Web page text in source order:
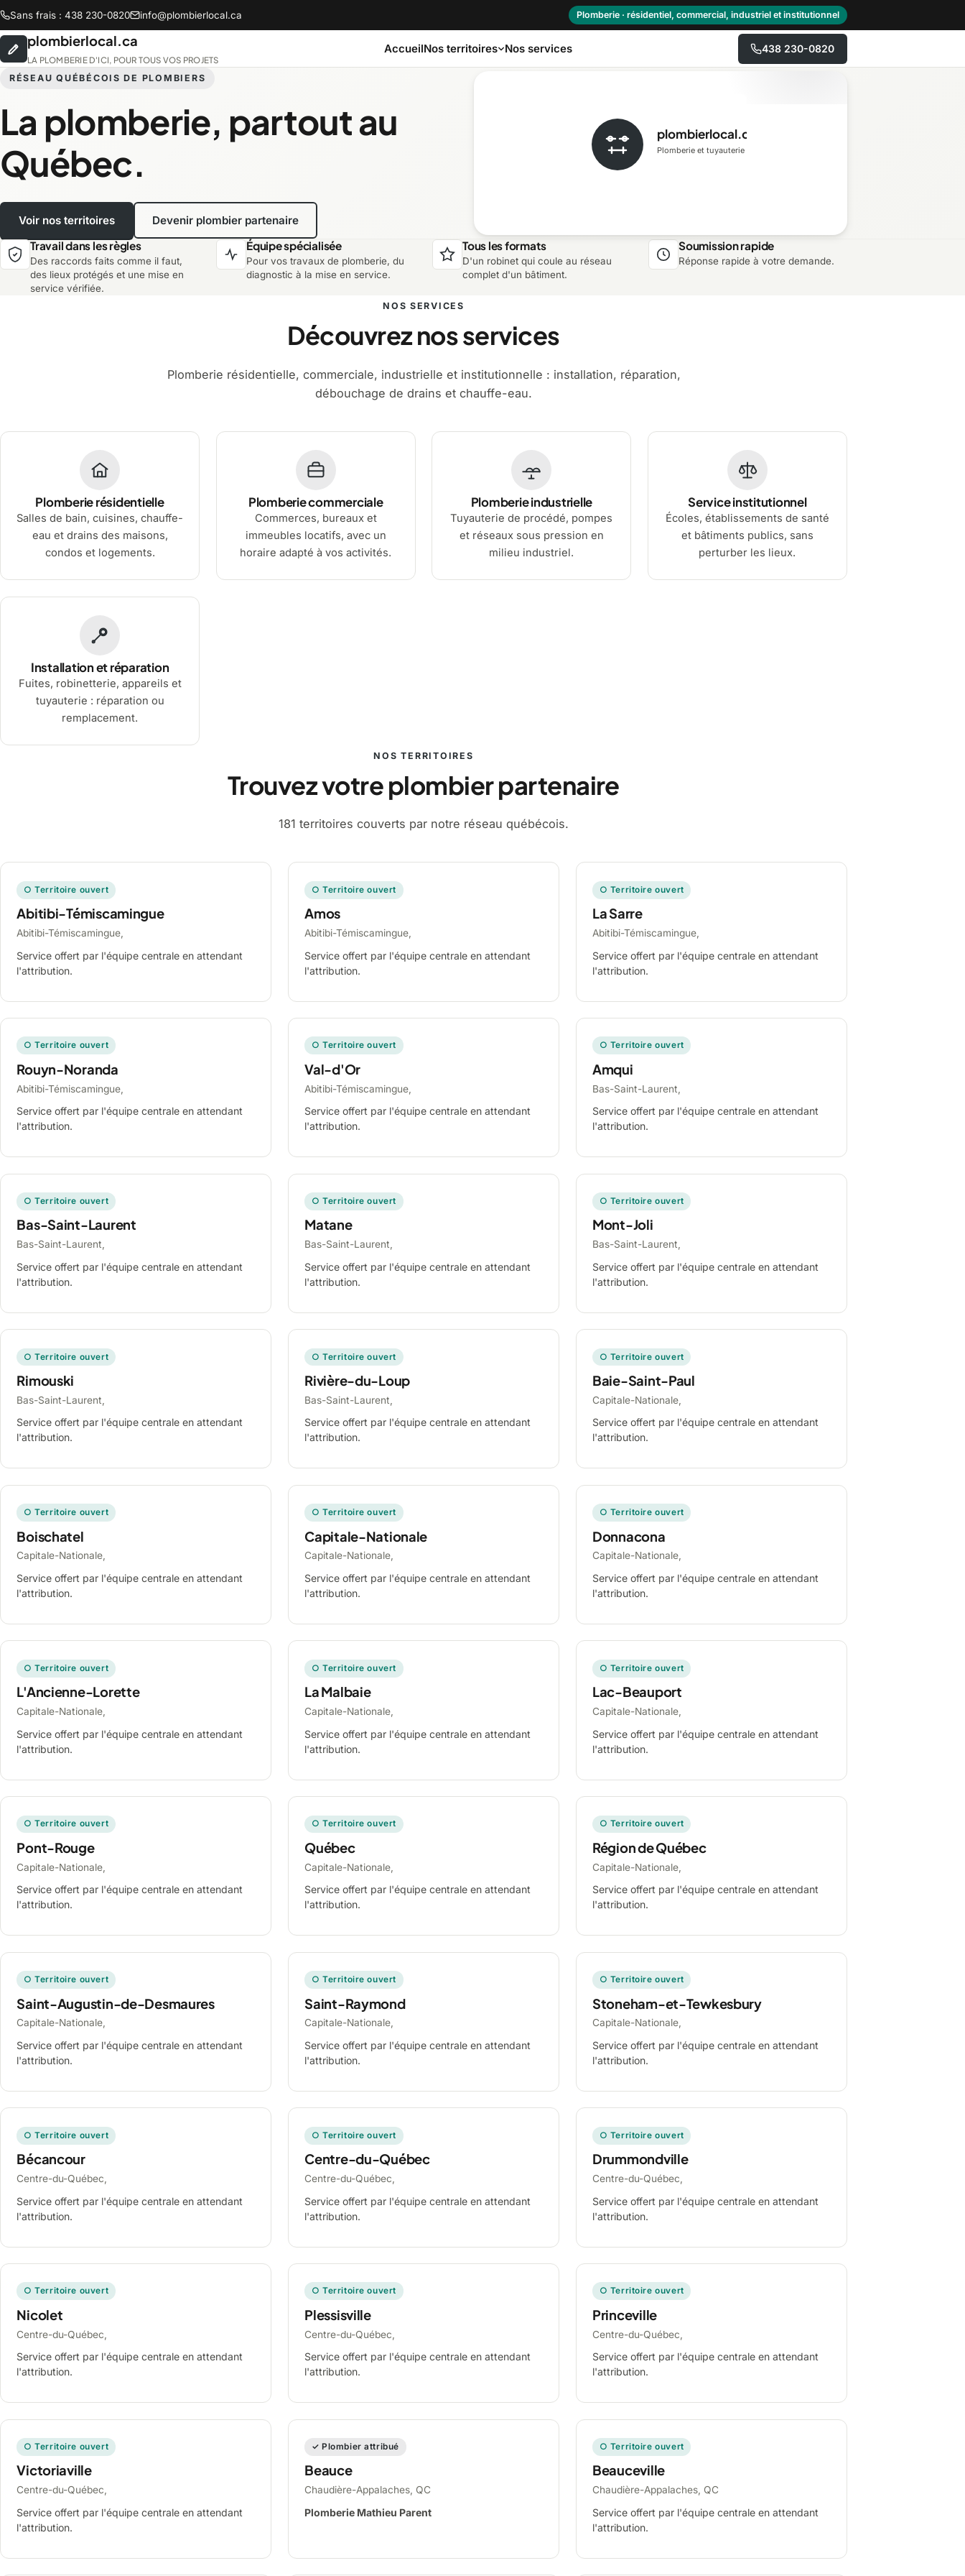
Sans frais : 438 230-0820 info@plombierlocal.ca Plomberie · résidentiel, commercial, industriel et institutionnel
plombierlocal.ca
LA PLOMBERIE D'ICI, POUR TOUS VOS PROJETS
AccueilNos territoires
Abitibi-Témiscamingue Centre-du-Québec
Lanaudière Laurentides Laval Mauricie
Montréal Montérégie Nord-du-Québec
Nos services 438 230-0820
RÉSEAU QUÉBÉCOIS DE PLOMBIERS
La plomberie, partout au
Québec.
Voir nos territoires Devenir plombier partenaire
plombierlocal.ca
Plomberie et tuyauterie
Travail dans les règles
Des raccords faits comme il faut,
des lieux protégés et une mise en
service vérifiée.
Équipe spécialisée
Pour vos travaux de plomberie, du
diagnostic à la mise en service.
Tous les formats
D'un robinet qui coule au réseau
complet d'un bâtiment.
Soumission rapide
Réponse rapide à votre demande.
NOS SERVICES
Découvrez nos services
Plomberie résidentielle, commerciale, industrielle et institutionnelle : installation, réparation,
débouchage de drains et chauffe-eau.
Plomberie résidentielle
Salles de bain, cuisines, chauffe-
eau et drains des maisons,
condos et logements.
Plomberie commerciale
Commerces, bureaux et
immeubles locatifs, avec un
horaire adapté à vos activités.
Plomberie industrielle
Tuyauterie de procédé, pompes
et réseaux sous pression en
milieu industriel.
Service institutionnel
Écoles, établissements de santé
et bâtiments publics, sans
perturber les lieux.
Installation et réparation
Fuites, robinetterie, appareils et
tuyauterie : réparation ou
remplacement.
NOS TERRITOIRES
Trouvez votre plombier partenaire
181 territoires couverts par notre réseau québécois.
○ Territoire ouvert
Abitibi-Témiscamingue
Abitibi-Témiscamingue,
Service offert par l'équipe centrale en attendant
l'attribution.
○ Territoire ouvert
Amos
Abitibi-Témiscamingue,
Service offert par l'équipe centrale en attendant
l'attribution.
○ Territoire ouvert
La Sarre
Abitibi-Témiscamingue,
Service offert par l'équipe centrale en attendant
l'attribution.
○ Territoire ouvert
Rouyn-Noranda
Abitibi-Témiscamingue,
Service offert par l'équipe centrale en attendant
l'attribution.
○ Territoire ouvert
Val-d'Or
Abitibi-Témiscamingue,
Service offert par l'équipe centrale en attendant
l'attribution.
○ Territoire ouvert
Amqui
Bas-Saint-Laurent,
Service offert par l'équipe centrale en attendant
l'attribution.
○ Territoire ouvert
Bas-Saint-Laurent
Bas-Saint-Laurent,
Service offert par l'équipe centrale en attendant
l'attribution.
○ Territoire ouvert
Matane
Bas-Saint-Laurent,
Service offert par l'équipe centrale en attendant
l'attribution.
○ Territoire ouvert
Mont-Joli
Bas-Saint-Laurent,
Service offert par l'équipe centrale en attendant
l'attribution.
○ Territoire ouvert
Rimouski
Bas-Saint-Laurent,
Service offert par l'équipe centrale en attendant
l'attribution.
○ Territoire ouvert
Rivière-du-Loup
Bas-Saint-Laurent,
Service offert par l'équipe centrale en attendant
l'attribution.
○ Territoire ouvert
Baie-Saint-Paul
Capitale-Nationale,
Service offert par l'équipe centrale en attendant
l'attribution.
○ Territoire ouvert
Boischatel
Capitale-Nationale,
Service offert par l'équipe centrale en attendant
l'attribution.
○ Territoire ouvert
Capitale-Nationale
Capitale-Nationale,
Service offert par l'équipe centrale en attendant
l'attribution.
○ Territoire ouvert
Donnacona
Capitale-Nationale,
Service offert par l'équipe centrale en attendant
l'attribution.
○ Territoire ouvert
L'Ancienne-Lorette
Capitale-Nationale,
Service offert par l'équipe centrale en attendant
l'attribution.
○ Territoire ouvert
La Malbaie
Capitale-Nationale,
Service offert par l'équipe centrale en attendant
l'attribution.
○ Territoire ouvert
Lac-Beauport
Capitale-Nationale,
Service offert par l'équipe centrale en attendant
l'attribution.
○ Territoire ouvert
Pont-Rouge
Capitale-Nationale,
Service offert par l'équipe centrale en attendant
l'attribution.
○ Territoire ouvert
Québec
Capitale-Nationale,
Service offert par l'équipe centrale en attendant
l'attribution.
○ Territoire ouvert
Région de Québec
Capitale-Nationale,
Service offert par l'équipe centrale en attendant
l'attribution.
○ Territoire ouvert
Saint-Augustin-de-Desmaures
Capitale-Nationale,
Service offert par l'équipe centrale en attendant
l'attribution.
○ Territoire ouvert
Saint-Raymond
Capitale-Nationale,
Service offert par l'équipe centrale en attendant
l'attribution.
○ Territoire ouvert
Stoneham-et-Tewkesbury
Capitale-Nationale,
Service offert par l'équipe centrale en attendant
l'attribution.
○ Territoire ouvert
Bécancour
Centre-du-Québec,
Service offert par l'équipe centrale en attendant
l'attribution.
○ Territoire ouvert
Centre-du-Québec
Centre-du-Québec,
Service offert par l'équipe centrale en attendant
l'attribution.
○ Territoire ouvert
Drummondville
Centre-du-Québec,
Service offert par l'équipe centrale en attendant
l'attribution.
○ Territoire ouvert
Nicolet
Centre-du-Québec,
Service offert par l'équipe centrale en attendant
l'attribution.
○ Territoire ouvert
Plessisville
Centre-du-Québec,
Service offert par l'équipe centrale en attendant
l'attribution.
○ Territoire ouvert
Princeville
Centre-du-Québec,
Service offert par l'équipe centrale en attendant
l'attribution.
○ Territoire ouvert
Victoriaville
Centre-du-Québec,
Service offert par l'équipe centrale en attendant
l'attribution.
✓ Plombier attribué
Beauce
Chaudière-Appalaches, QC
Plomberie Mathieu Parent
○ Territoire ouvert
Beauceville
Chaudière-Appalaches, QC
Service offert par l'équipe centrale en attendant
l'attribution.